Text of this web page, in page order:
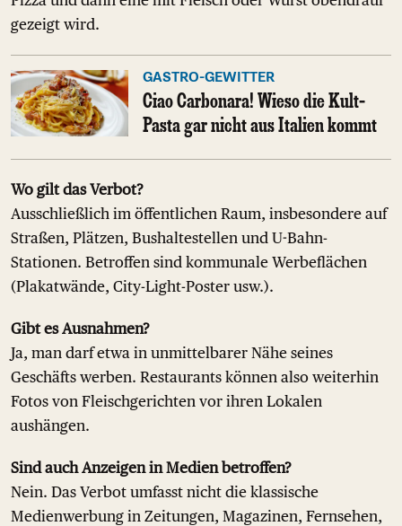
gezeigt wird.
GASTRO-GEWITTER
Ciao Carbonara! Wieso die Kult-
Pasta gar nicht aus Italien kommt
Wo gilt das Verbot?
Ausschließlich im öffentlichen Raum, insbesondere auf
Straßen, Plätzen, Bushaltestellen und U-Bahn-
Stationen. Betroffen sind kommunale Werbeflächen
(Plakatwände, City-Light-Poster usw.).
Gibt es Ausnahmen?
Ja, man darf etwa in unmittelbarer Nähe seines
Geschäfts werben. Restaurants können also weiterhin
Fotos von Fleischgerichten vor ihren Lokalen
aushängen.
Sind auch Anzeigen in Medien betroffen?
Nein. Das Verbot umfasst nicht die klassische
Medienwerbung in Zeitungen, Magazinen, Fernsehen,